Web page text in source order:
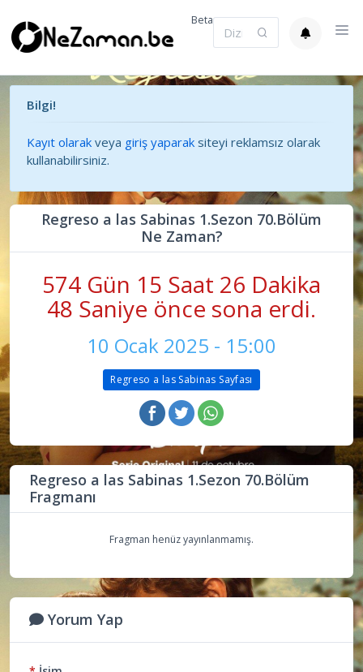
Beta
Bilgi!
Kayıt olarak veya giriş yaparak siteyi reklamsız olarak
kullanabilirsiniz.
Regreso a las Sabinas 1.Sezon 70.Bölüm
Ne Zaman?
574 Gün 15 Saat 26 Dakika
49 Saniye önce sona erdi.
10 Ocak 2025 - 15:00
Regreso a las Sabinas Sayfası
Regreso a las Sabinas 1.Sezon 70.Bölüm
Fragmanı
Fragman henüz yayınlanmamış.
Yorum Yap